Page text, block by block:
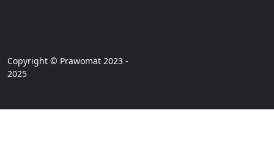
Copyright © Prawomat 2023 -
2025